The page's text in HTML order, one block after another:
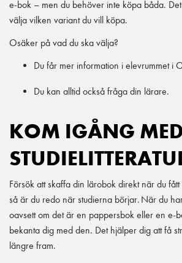
e-bok – men du behöver inte köpa båda.
välja vilken variant du vill köpa.
Osäker på vad du ska välja?
Du får mer information i elevrummet i
Du kan alltid också fråga din lärare.
KOM IGÅNG
Försök att skaffa din lärobok direkt när du
så är du redo när studierna börjar. När du
oavsett om det är en pappersbok eller en e-
bekanta dig med den. Det hjälper dig att få
längre fram.